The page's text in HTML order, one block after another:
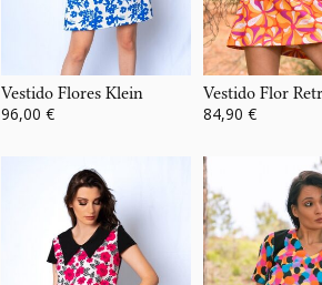
Vestido Flores Klein
96,00 €
Vestido Flor
84,90 €